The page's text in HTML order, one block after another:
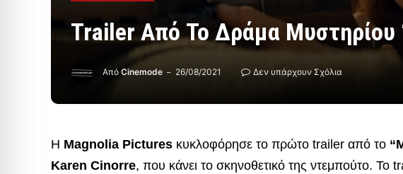
Trailer Από Το Δράμα Μυστηρίου
Από Cinemode 26/08/2021 Δεν υπάρχουν Σχόλια
Η Magnolia Pictures κυκλοφόρησε το πρώτο trailer από το
Karen Cinorre, που κάνει το σκηνοθετικό της ντεμπούτο. Το